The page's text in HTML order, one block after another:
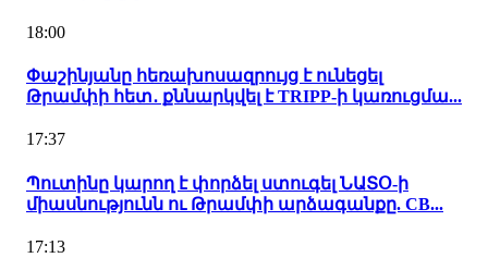
18:00
Փաշինյանը հեռախոսազրույց է ունեցել
Թրամփի հետ․ քննարկվել է TRIPP-ի կառուցմա...
17:37
Պուտինը կարող է փորձել ստուգել ՆԱՏՕ-ի
միասնությունն ու Թրամփի արձագանքը. CB...
17:13